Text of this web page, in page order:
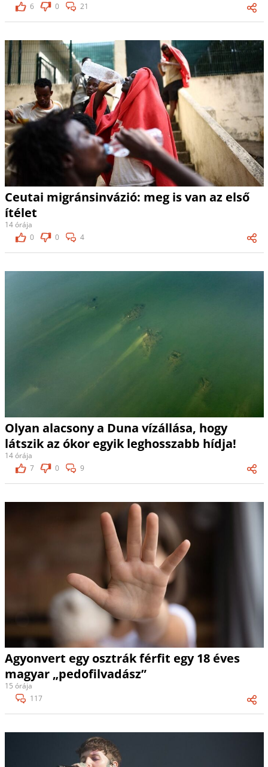
6
0 21
Ceutai migránsinvázió: meg is van az első
ítélet
14 órája
0
0 4
Olyan alacsony a Duna vízállása, hogy
látszik az ókor egyik leghosszabb hídja!
14 órája
7
0 9
Agyonvert egy osztrák férfit egy 18 éves
magyar „pedofilvadász”
15 órája
117